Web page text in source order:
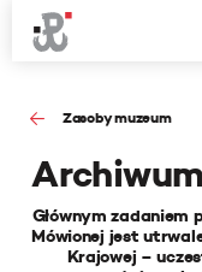
Zasoby muzeum
Głównym zadaniem
Mówionej jest
Krajowej –